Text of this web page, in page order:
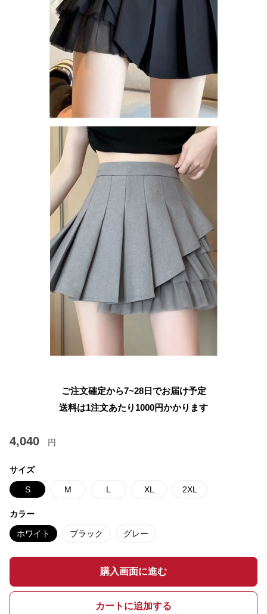
ご注文確定から7~28日でお届け予定
送料は1注文あたり 1000円かかります
4,040 円
サイズ
S M L XL 2XL
カラー
ホワイト ブラック グレー
購入画面に進む
カートに追加する